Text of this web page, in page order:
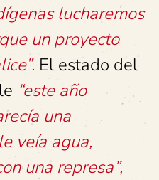
lucharemos
un proyecto
El estado del
“este año
una
veía agua,
una represa”,